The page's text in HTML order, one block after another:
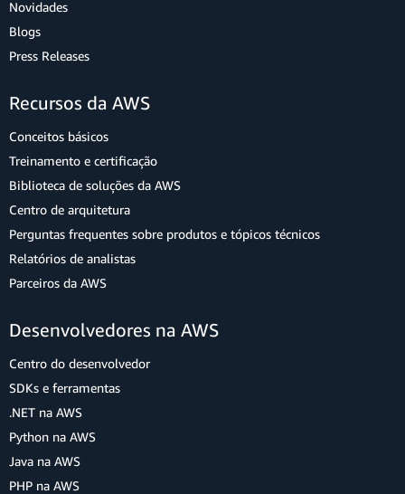
Novidades
Blogs
Press Releases
Recursos da AWS
Conceitos básicos
Treinamento e certificação
Biblioteca de soluções da AWS
Centro de arquitetura
Perguntas frequentes sobre produtos e tópicos técnicos
Relatórios de analistas
Parceiros da AWS
Desenvolvedores na AWS
Centro do desenvolvedor
SDKs e ferramentas
.NET na AWS
Python na AWS
Java na AWS
PHP na AWS